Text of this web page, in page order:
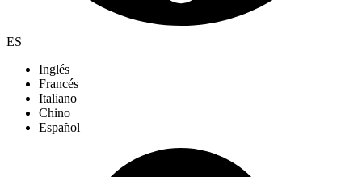
ES
Inglés
Francés
Italiano
Chino
Español